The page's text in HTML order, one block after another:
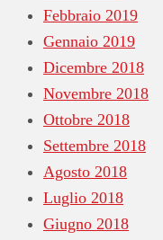
Febbraio 2019
Gennaio 2019
Dicembre 2018
Novembre 2018
Ottobre 2018
Settembre 2018
Agosto 2018
Luglio 2018
Giugno 2018